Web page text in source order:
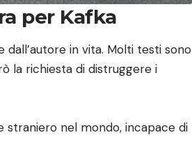
per Kafka
in vita. Molti testi sono
la richiesta di distruggere i
straniero nel mondo, incapace di